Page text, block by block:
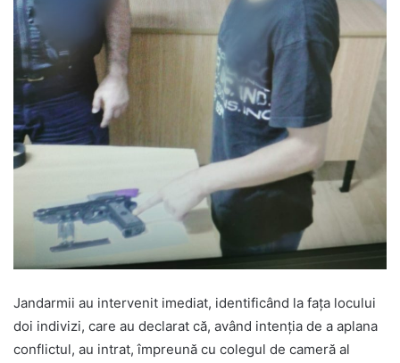
Jandarmii au intervenit imediat, identificând la fața locului
doi indivizi, care au declarat că, având intenția de a aplana
conflictul, au intrat, împreună cu colegul de cameră al